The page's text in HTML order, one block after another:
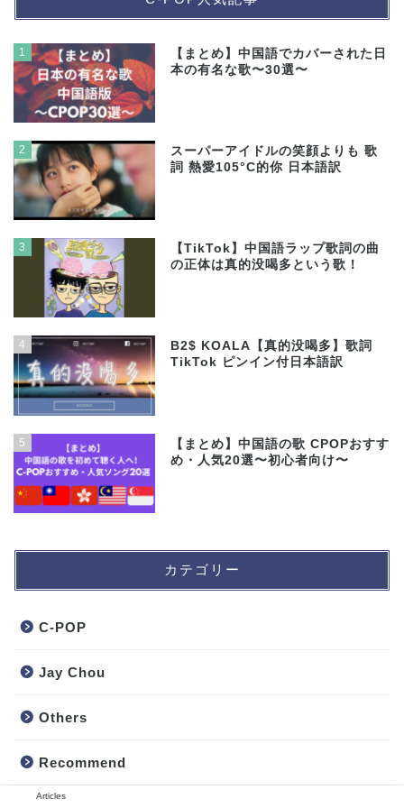
1
【まとめ】中国語でカバーされた日
本の有名な歌〜30選〜
2
スーパーアイドルの笑顔よりも 歌
詞 熱愛105°C的你 日本語訳
3
【TikTok】中国語ラップ歌詞の曲
の正体は真的没喝多という歌！
4
B2$ KOALA【真的没喝多】歌詞
TikTok ピンイン付日本語訳
5
【まとめ】中国語の歌 CPOPおすす
め・人気20選〜初心者向け〜
カテゴリー
C-POP
Jay Chou
Others
Recommend
Articles